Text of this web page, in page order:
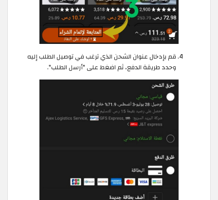
قم بإدخال عنوان الشحن الذي ترغب في توصيل الطلب إليه
وحدد طريقة الدفع، ثم اضغط على "أرسل الطلب".